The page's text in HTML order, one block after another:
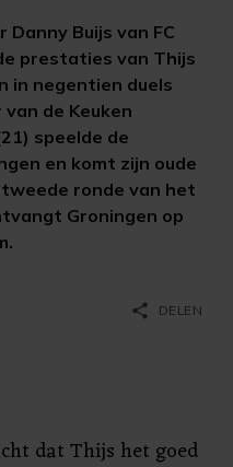
Danny Buijs van FC
prestaties van Thijs
in negentien duels
de Keuken
speelde de
en komt zijn oude
ronde van het
Groningen op
share DELEN
dat Thijs het goed